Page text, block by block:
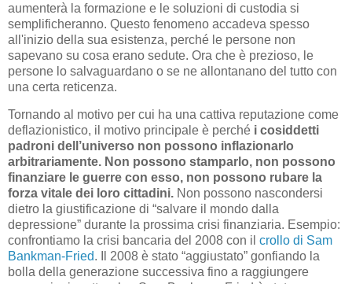
aumenterà la formazione e le soluzioni di custodia si
semplificheranno. Questo fenomeno accadeva spesso
all'inizio della sua esistenza, perché le persone non
sapevano su cosa erano sedute. Ora che è prezioso, le
persone lo salvaguardano o se ne allontanano del tutto con
una certa reticenza.
Tornando al motivo per cui ha una cattiva reputazione come
deflazionistico, il motivo principale è perché i cosiddetti
padroni dell’universo non possono inflazionarlo
arbitrariamente. Non possono stamparlo, non possono
finanziare le guerre con esso, non possono rubare la
forza vitale dei loro cittadini. Non possono nascondersi
dietro la giustificazione di “salvare il mondo dalla
depressione” durante la prossima crisi finanziaria. Esempio:
confrontiamo la crisi bancaria del 2008 con il crollo di Sam
Bankman-Fried. Il 2008 è stato “aggiustato” gonfiando la
bolla della generazione successiva fino a raggiungere